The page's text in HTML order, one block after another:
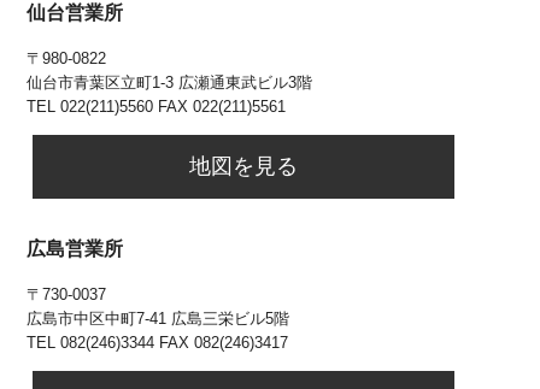
仙台営業所
〒980-0822
仙台市⻘葉区立町1-3 広瀬通東武ビル3階
TEL 022(211)5560 FAX 022(211)5561
地図を見る
広島営業所
〒730-0037
広島市中区中町7-41 広島三栄ビル5階
TEL 082(246)3344 FAX 082(246)3417